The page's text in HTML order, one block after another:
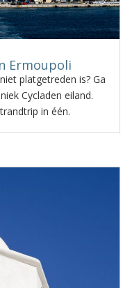
Ermoupoli
platgetreden is? Ga
Cycladen eiland.
in één.